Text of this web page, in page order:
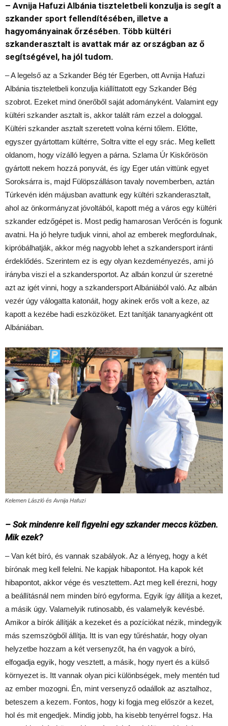
– Avnija Hafuzi Albánia tiszteletbeli konzulja is segít a
szkander sport fellendítésében, illetve a
hagyományainak őrzésében. Több kültéri
szkanderasztalt is avattak már az országban az ő
segítségével, ha jól tudom.
– A legelső az a Szkander Bég tér Egerben, ott Avnija Hafuzi
Albánia tiszteletbeli konzulja kiállíttatott egy Szkander Bég
szobrot. Ezeket mind önerőből saját adományként. Valamint egy
kültéri szkander asztalt is, akkor talált rám ezzel a dologgal.
Kültéri szkander asztalt szeretett volna kérni tőlem. Előtte,
egyszer gyártottam kültérre, Soltra vitte el egy srác. Meg kellett
oldanom, hogy vízálló legyen a párna. Szlama Úr Kiskőrösön
gyártott nekem hozzá ponyvát, és így Eger után vittünk egyet
Soroksárra is, majd Fülöpszálláson tavaly novemberben, aztán
Túrkevén idén májusban avattunk egy kültéri szkanderasztalt,
ahol az önkormányzat jóvoltából, kapott még a város egy kültéri
szkander edzőgépet is. Most pedig hamarosan Verőcén is fogunk
avatni. Ha jó helyre tudjuk vinni, ahol az emberek megfordulnak,
kipróbálhatják, akkor még nagyobb lehet a szkandersport iránti
érdeklődés. Szerintem ez is egy olyan kezdeményezés, ami jó
irányba viszi el a szkandersportot. Az albán konzul úr szeretné
azt az igét vinni, hogy a szkandersport Albániából való. Az albán
vezér úgy válogatta katonáit, hogy akinek erős volt a keze, az
kapott a kezébe hadi eszközöket. Ezt tanítják tananyagként ott
Albániában.
Kelemen László és Avnija Hafuzi
– Sok mindenre kell figyelni egy szkander meccs közben.
Mik ezek?
– Van két bíró, és vannak szabályok. Az a lényeg, hogy a két
bírónak meg kell felelni. Ne kapjak hibapontot. Ha kapok két
hibapontot, akkor vége és vesztettem. Azt meg kell érezni, hogy
a beállításnál nem minden bíró egyforma. Egyik így állítja a kezet,
a másik úgy. Valamelyik rutinosabb, és valamelyik kevésbé.
Amikor a bírók állítják a kezeket és a pozíciókat nézik, mindegyik
más szemszögből állítja. Itt is van egy tűréshatár, hogy olyan
helyzetbe hozzam a két versenyzőt, ha én vagyok a bíró,
elfogadja egyik, hogy vesztett, a másik, hogy nyert és a külső
környezet is. Itt vannak olyan pici különbségek, mely mentén tud
az ember mozogni. Én, mint versenyző odaállok az asztalhoz,
beteszem a kezem. Fontos, hogy ki fogja meg először a kezet,
hol és mit engedjek. Mindig jobb, ha kisebb tenyérrel fogsz. Ha